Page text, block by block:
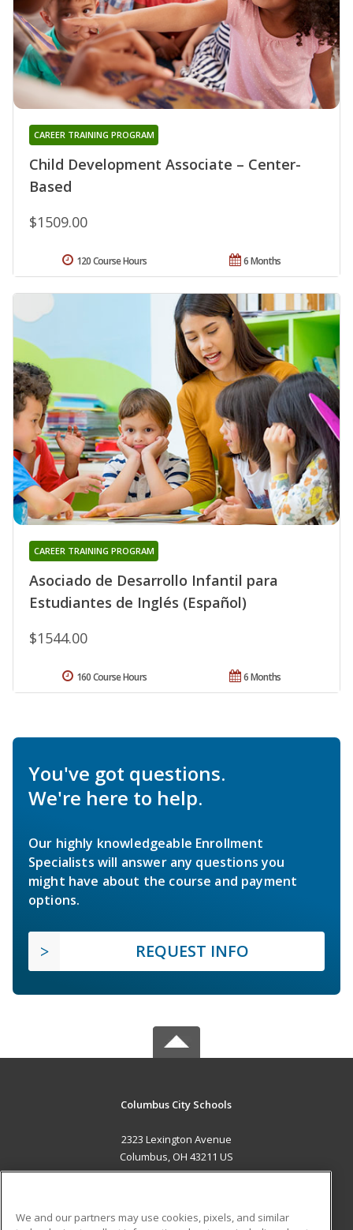
Child Development Associate – Center-
Based
CAREER TRAINING PROGRAM
$1509.00
6 Months
120 Course Hours
Asociado de Desarrollo Infantil para
Estudiantes de Inglés (Español)
CAREER TRAINING PROGRAM
$1544.00
6 Months
160 Course Hours
You've got questions.
We're here to help.
Our highly knowledgeable Enrollment
Specialists will answer any questions you
might have about the course and payment
options.
REQUEST INFO
Columbus City Schools
2323 Lexington Avenue
Columbus, OH 43211 US
We and our partners may use cookies, pixels, and similar